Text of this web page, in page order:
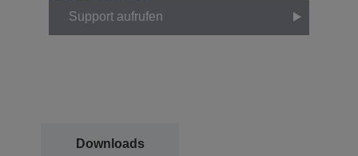
Support aufrufen
Downloads